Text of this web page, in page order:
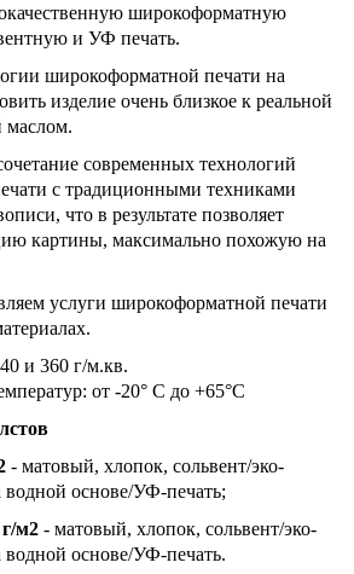
широкоформатную
и УФ печать.
широкоформатной печати на
изделие очень близкое к реальной
маслом.
современных технологий
с традиционными техниками
что в результате позволяет
картины, максимально похожую на
услуги широкоформатной печати
и 360 г/м.кв.
от -20° C до +65°C
- матовый, хлопок, сольвент/эко-
водной основе/УФ-печать;
м2 - матовый, хлопок, сольвент/эко-
водной основе/УФ-печать.